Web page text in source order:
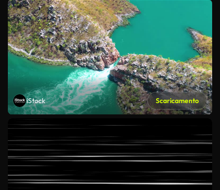
iStock Scaricamento